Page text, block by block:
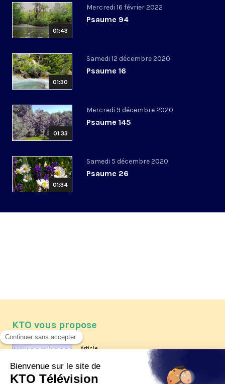
01:43
Mercredi 16 février 2022
Psaume 94
01:30
Samedi 12 décembre 2020
Psaume 16
01:33
Mercredi 9 décembre 2020
Psaume 145
01:34
Samedi 5 décembre 2020
Psaume 26
KTO vous propose
Article
Les reportages d'été 2026 de KTO